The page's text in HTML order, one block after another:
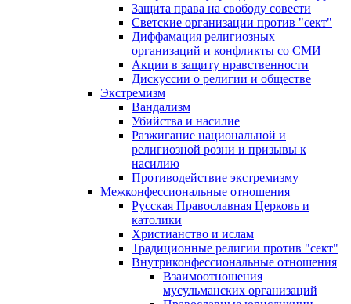
Защита права на свободу совести
Светские организации против "сект"
Диффамация религиозных
организаций и конфликты со СМИ
Акции в защиту нравственности
Дискуссии о религии и обществе
Экстремизм
Вандализм
Убийства и насилие
Разжигание национальной и
религиозной розни и призывы к
насилию
Противодействие экстремизму
Межконфессиональные отношения
Русская Православная Церковь и
католики
Христианство и ислам
Традиционные религии против "сект"
Внутриконфессиональные отношения
Взаимоотношения
мусульманских организаций